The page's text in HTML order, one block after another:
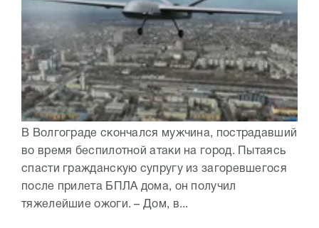
В Волгограде скончался мужчина, пострадавший
во время беспилотной атаки на город. Пытаясь
спасти гражданскую супругу из загоревшегося
после прилета БПЛА дома, он получил
тяжелейшие ожоги. – Дом, в...